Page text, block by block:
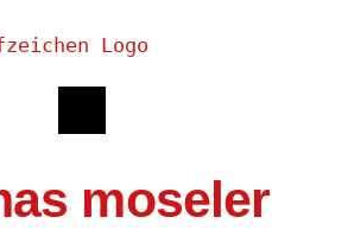
moseler